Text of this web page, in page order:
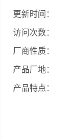
更新时间：
访问次数：
厂商性质：
产品厂地：
产品特点：